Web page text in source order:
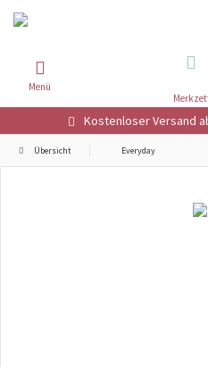
Kostenloser Versand
Menü
Übersicht Everyday